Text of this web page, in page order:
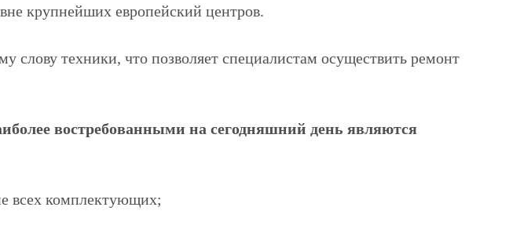
крупнейших европейский центров.
слову техники, что позволяет специалистам осуществить ремонт
востребованными на сегодняшний день являются
всех комплектующих;